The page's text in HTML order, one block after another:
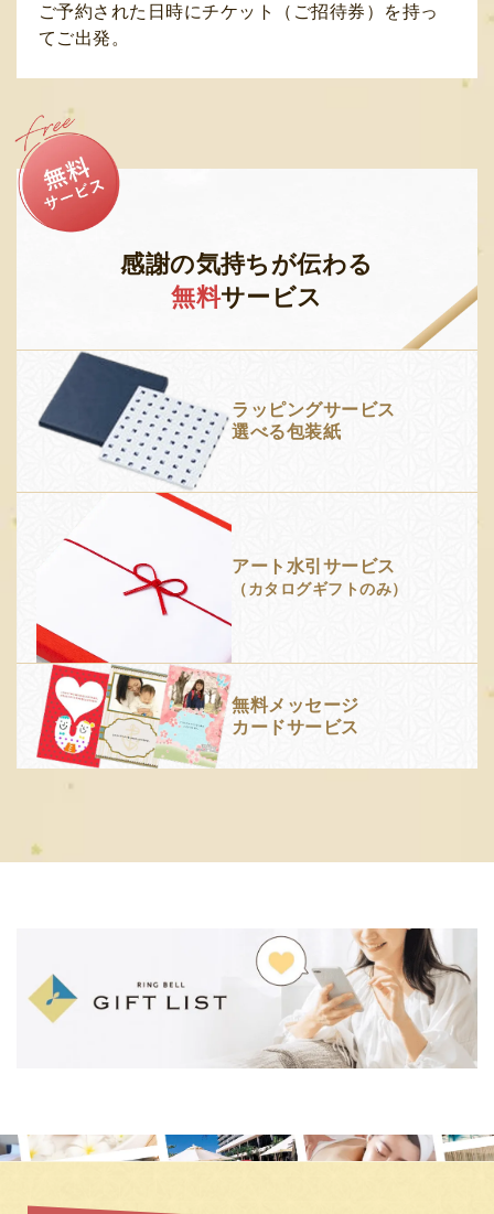
ご予約された日時にチケット（ご招待券）を持っ
てご出発。
感謝の気持ちが伝わる
無料サービス
ラッピングサービス
選べる包装紙
アート水引サービス
（カタログギフトのみ）
無料メッセージ
カードサービス